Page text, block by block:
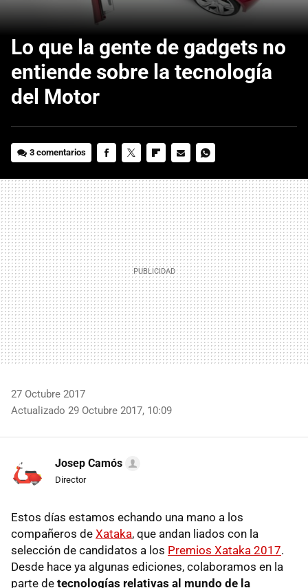
Lo que la gente de gadgets no
entiende sobre la tecnología
del Motor
3 comentarios
MAIL
27 Octubre 2017
Actualizado 29 Octubre 2017, 10:09
Josep Camós
Director
Estos días estamos echando una mano a los
compañeros de Xataka, que andan liados con la
selección de candidatos a los Premios Xataka 2017.
Desde hace ya algunas ediciones, colaboramos en la
parte de tecnologías relativas al mundo de la